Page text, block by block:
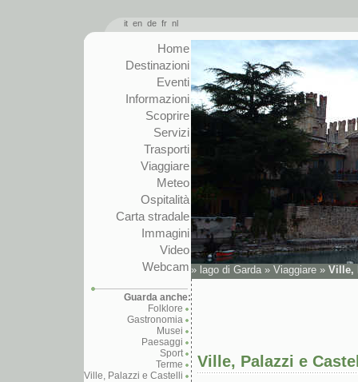
it en de fr nl
Home
Destinazioni
Eventi
Informazioni
Scoprire
Servizi
Trasporti
Viaggiare
Meteo
Ospitalità
Carta stradale
Immagini
Video
Webcam
Guarda anche:
Folklore
Gastronomia
Musei
Paesaggi
Sport
Terme
Ville, Palazzi e Castelli
» lago di Garda » Viaggiare » Ville,
Ville, Palazzi e